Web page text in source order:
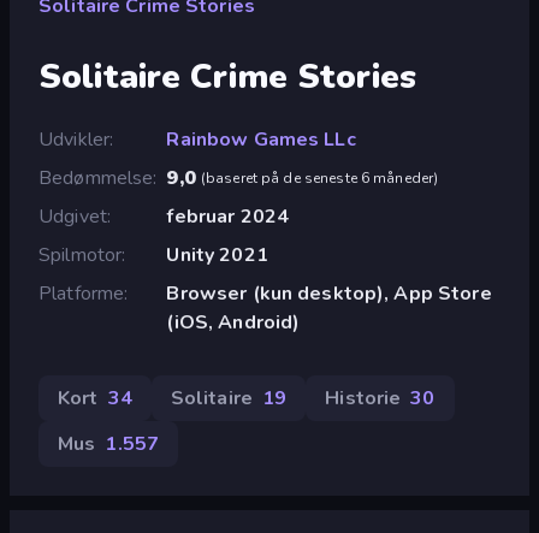
Solitaire Crime Stories
Solitaire Crime Stories
Udvikler
Rainbow Games LLc
Bedømmelse 9,0 (baseret på de seneste 6 måneder)
Udgivet
februar 2024
Spilmotor
Unity 2021
Platforme
Browser (kun desktop), App Store
(iOS, Android)
Kort 34 Solitaire 19 Historie 30
Mus 1.557